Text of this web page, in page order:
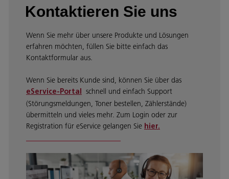
Kontaktieren Sie uns
Wenn Sie mehr über unsere Produkte und Lösungen
erfahren möchten, füllen Sie bitte einfach das
Kontaktformular aus.
Wenn Sie bereits Kunde sind, können Sie über das
eService-Portal schnell und einfach Support
(Störungsmeldungen, Toner bestellen, Zählerstände)
übermitteln und vieles mehr. Zum Login oder zur
Registration für eService gelangen Sie hier.